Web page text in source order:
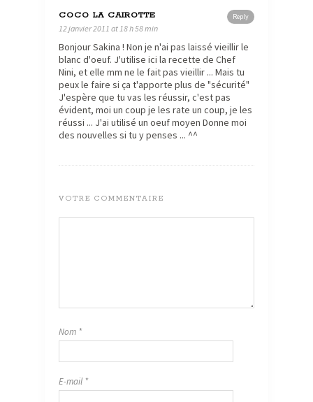
Reply
COCO LA CAIROTTE
12 janvier 2011 at 18 h 58 min
Bonjour Sakina ! Non je n'ai pas laissé vieillir le
blanc d'oeuf. J'utilise ici la recette de Chef
Nini, et elle mm ne le fait pas vieillir ... Mais tu
peux le faire si ça t'apporte plus de "sécurité"
J'espère que tu vas les réussir, c'est pas
évident, moi un coup je les rate un coup, je les
réussi ... J'ai utilisé un oeuf moyen Donne moi
des nouvelles si tu y penses ... ^^
VOTRE COMMENTAIRE
Nom *
E-mail *